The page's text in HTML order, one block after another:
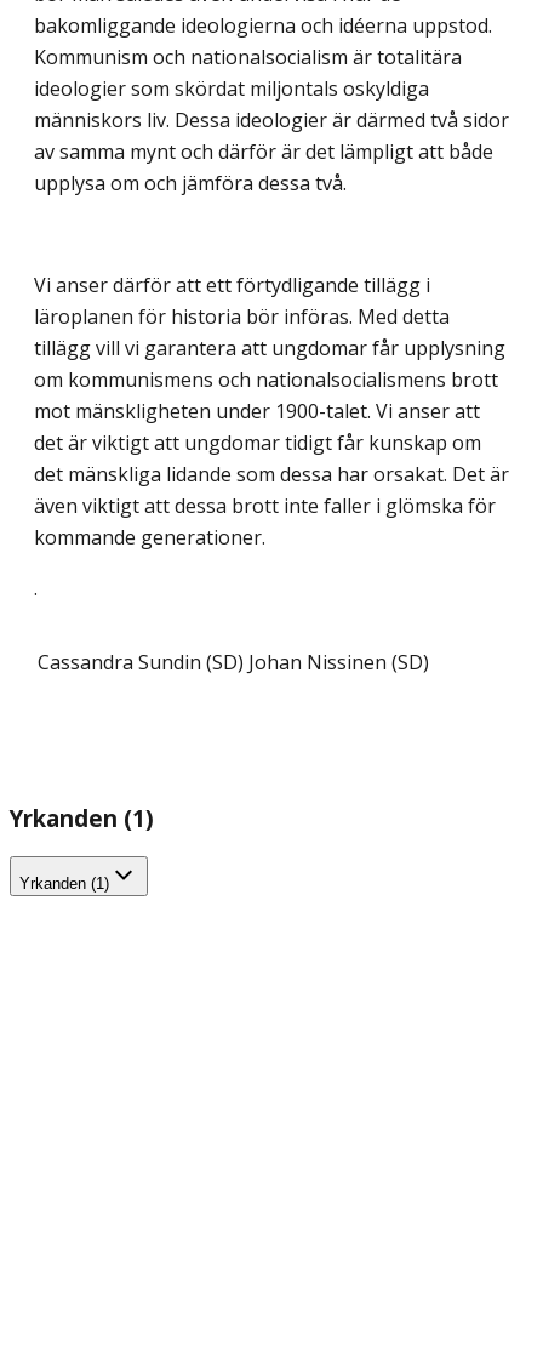
bakomliggande ideologierna och idéerna uppstod.
Kommunism och nationalsocialism är totalitära
ideologier som skördat miljontals oskyldiga
människors liv. Dessa ideologier är därmed två sidor
av samma mynt och därför är det lämpligt att både
upplysa om och jämföra dessa två.
Vi anser därför att ett förtydligande tillägg i
läroplanen för historia bör införas. Med detta
tillägg vill vi garantera att ungdomar får upplysning
om kommunismens och nationalsocialismens brott
mot mänskligheten under 1900-talet. Vi anser att
det är viktigt att ungdomar tidigt får kunskap om
det mänskliga lidande som dessa har orsakat. Det är
även viktigt att dessa brott inte faller i glömska för
kommande generationer.
.
Cassandra Sundin (SD) Johan Nissinen (SD)
Yrkanden (1)
Yrkanden (1)